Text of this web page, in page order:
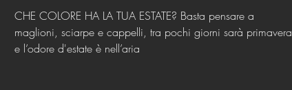
CHE COLORE HA LA TUA ESTATE? Basta pensare a
maglioni, sciarpe e cappelli, tra pochi giorni sarà primavera
e l’odore d'estate è nell’aria